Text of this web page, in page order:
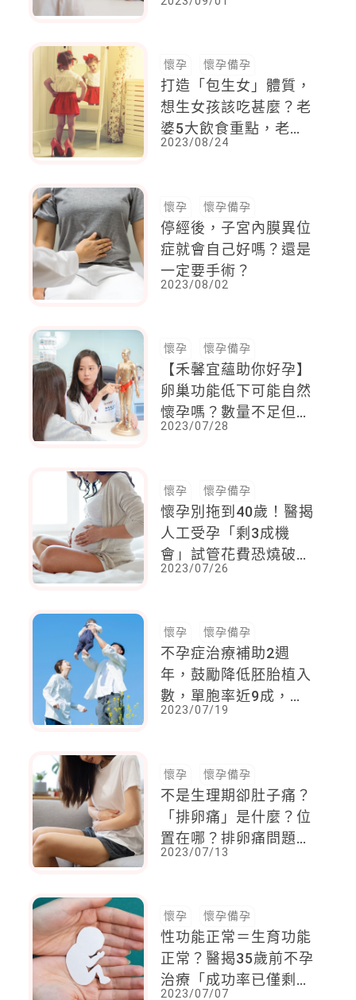
有缺陷，這樣做！
懷孕 懷孕備孕
打造「包生女」體質，
想生女孩該吃甚麼？老
婆5大飲食重點，老公
也要配合忌吃這類食物
2023/08/24
懷孕 懷孕備孕
停經後，子宮內膜異位
症就會自己好嗎？還是
一定要手術？
2023/08/02
懷孕 懷孕備孕
【禾馨宜蘊助你好孕】
卵巢功能低下可能自然
懷孕嗎？數量不足但品
質好，就有機會！讓中
2023/07/28
懷孕 懷孕備孕
懷孕別拖到40歲！醫揭
人工受孕「剩3成機
會」試管花費恐燒破百
萬
2023/07/26
懷孕 懷孕備孕
不孕症治療補助2週
年，鼓勵降低胚胎植入
數，單胞率近9成，有
助母嬰健康
2023/07/19
懷孕 懷孕備孕
不是生理期卻肚子痛？
「排卵痛」是什麼？位
置在哪？排卵痛問題一
次解答
2023/07/13
懷孕 懷孕備孕
性功能正常＝生育功能
正常？醫揭35歲前不孕
治療「成功率已僅剩3
2023/07/07